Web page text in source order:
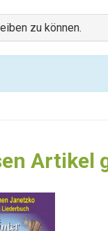
zu können.
Artikel